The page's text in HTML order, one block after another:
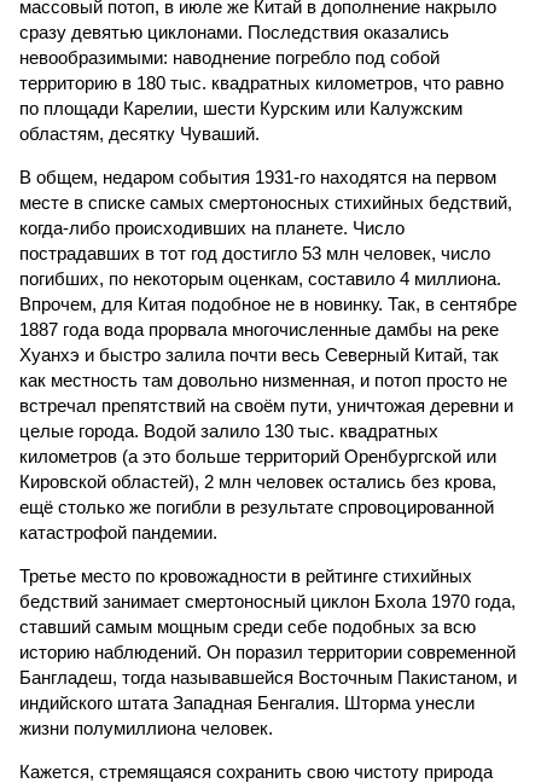
массовый потоп, в июле же Китай в дополнение накрыло
сразу девятью циклонами. Последствия оказались
невообразимыми: наводнение погребло под собой
территорию в 180 тыс. квадратных километров, что равно
по площади Карелии, шести Курским или Калужским
областям, десятку Чуваший.
В общем, недаром события 1931-го находятся на первом
месте в списке самых смертоносных стихийных бедствий,
когда-либо происходивших на планете. Число
пострадавших в тот год достигло 53 млн человек, число
погибших, по некоторым оценкам, составило 4 миллиона.
Впрочем, для Китая подобное не в новинку. Так, в сентябре
1887 года вода прорвала многочисленные дамбы на реке
Хуанхэ и быстро залила почти весь Северный Китай, так
как местность там довольно низменная, и потоп просто не
встречал препятствий на своём пути, уничтожая деревни и
целые города. Водой залило 130 тыс. квадратных
километров (а это больше территорий Оренбургской или
Кировской областей), 2 млн человек остались без крова,
ещё столько же погибли в результате спровоцированной
катастрофой пандемии.
Третье место по кровожадности в рейтинге стихийных
бедствий занимает смертоносный циклон Бхола 1970 года,
ставший самым мощным среди себе подобных за всю
историю наблюдений. Он поразил территории современной
Бангладеш, тогда называвшейся Восточным Пакистаном, и
индийского штата Западная Бенгалия. Шторма унесли
жизни полумиллиона человек.
Кажется, стремящаяся сохранить свою чистоту природа